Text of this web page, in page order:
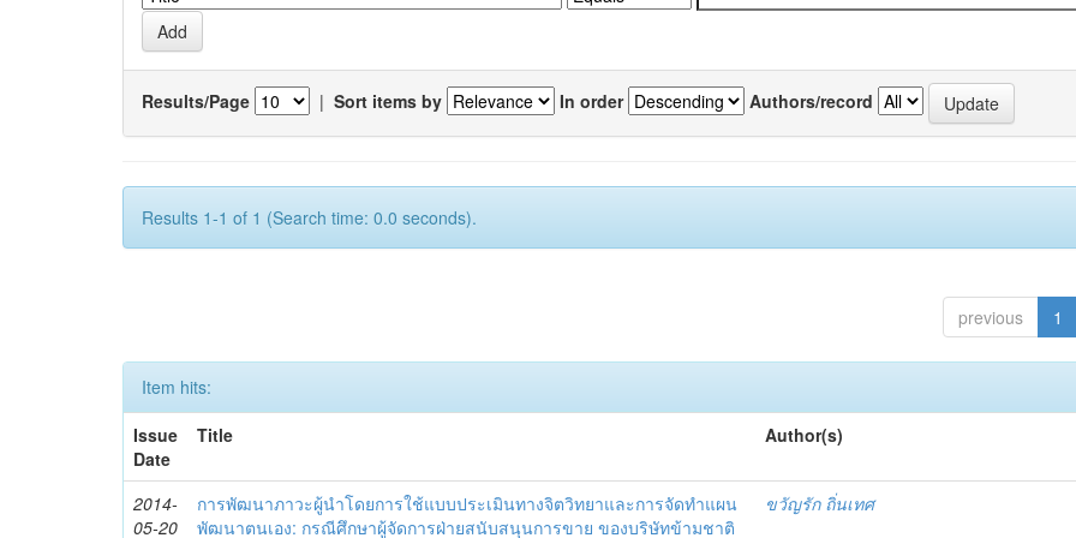
Results/Page | Sort items by In order Authors/record
Results 1-1 of 1 (Search time: 0.0 seconds).
previous 1
Item hits:
Issue
Date
Title Author(s)
2014-
05-20
การพัฒนาภาวะผู้นำโดยการใช้แบบประเมินทางจิตวิทยาและการจัดทำแผน
พัฒนาตนเอง: กรณีศึกษาผู้จัดการฝ่ายสนับสนุนการขาย ของบริษัทข้ามชาติ
ขวัญรัก ถิ่นเทศ